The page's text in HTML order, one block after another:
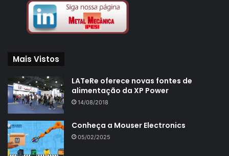
Mais Vistos
LATeRe oferece novas fontes de
alimentação da XP Power
14/08/2018
Conheça a Mouser Electronics
05/02/2025